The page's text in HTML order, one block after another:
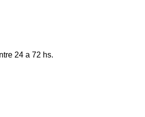
24 a 72 hs.